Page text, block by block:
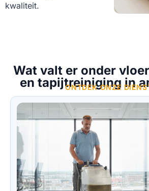
kwaliteit.
Wat valt er onder
en tapijtreiniging in
ONTDEK ONZE